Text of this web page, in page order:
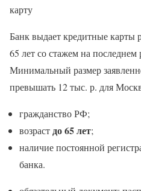
карту
Банк выдает кредитные
65 лет со стажем на последнем
Минимальный размер
превышать 12 тыс. р. для
гражданство РФ;
возрастдо 65 лет;
наличие постоянной
банка.